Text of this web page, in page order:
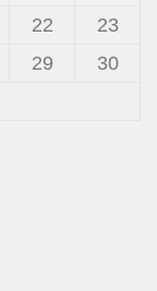
22
23
29
30